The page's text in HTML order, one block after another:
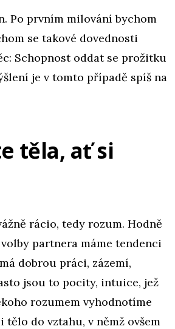
Po prvním milování bychom
se takové dovednosti
Schopnost oddat se prožitku
je v tomto případě spíš na
těla, ať si
rácio, tedy rozum. Hodně
partnera máme tendenci
dobrou práci, zázemí,
jsou to pocity, intuice, jež
rozumem vyhodnotíme
do vztahu, v němž ovšem